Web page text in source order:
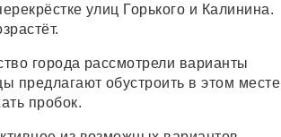
улиц Горького и Калинина.
города рассмотрели варианты
предлагают обустроить в этом месте
пробок.